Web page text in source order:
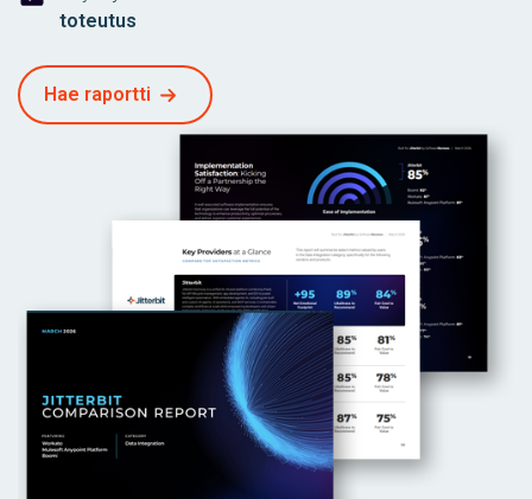
toteutus
Hae raportti